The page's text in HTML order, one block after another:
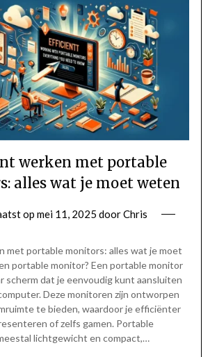
werken met portable
alles wat je moet weten
op mei 11, 2025 doorChris
met portable monitors: alles wat je moet
portable monitor? Een portable monitor
scherm dat je eenvoudig kunt aansluiten
Deze monitoren zijn ontworpen
te bieden, waardoor je efficiënter
of zelfs gamen. Portable
lichtgewicht en compact,…